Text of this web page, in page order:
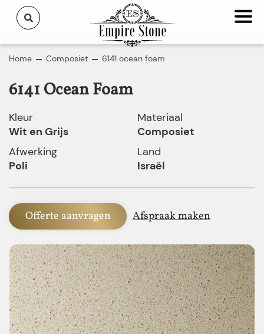
Home Composiet 6141 ocean foam
6141 Ocean Foam
Kleur
Wit en Grijs
Afwerking
Poli
Materiaal
Composiet
Land
Israël
Offerte aanvragen Afspraak maken